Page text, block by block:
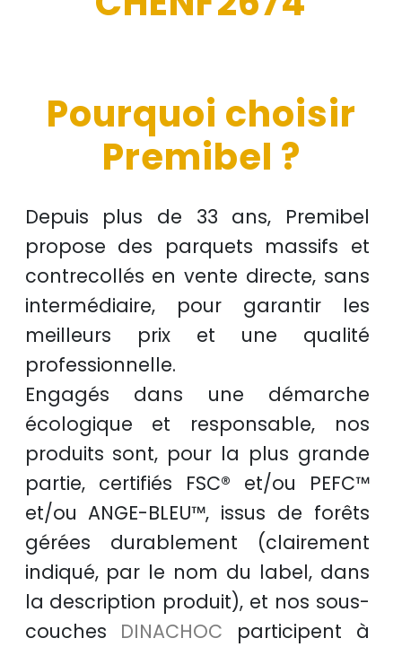
Pourquoi choisir
Premibel ?
Depuis plus de 33 ans, Premibel
propose des parquets massifs et
contrecollés envente directe, sans
intermédiaire, pour garantir les
meilleurs prixet une qualité
professionnelle.
Engagés dans une démarche
écologique et responsable, nos
produits sont, pour la plus grande
partie, certifiés FSC® et/ou PEFC™
et/ouANGE-BLEU™, issus de forêts
gérées durablement (clairement
indiqué, par le nom du label, dans
la description produit), et nos sous-
couches DINACHOC participent à